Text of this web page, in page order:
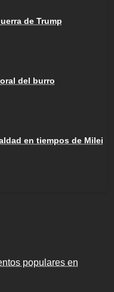
de Trump
del burro
en tiempos de Milei
populares en